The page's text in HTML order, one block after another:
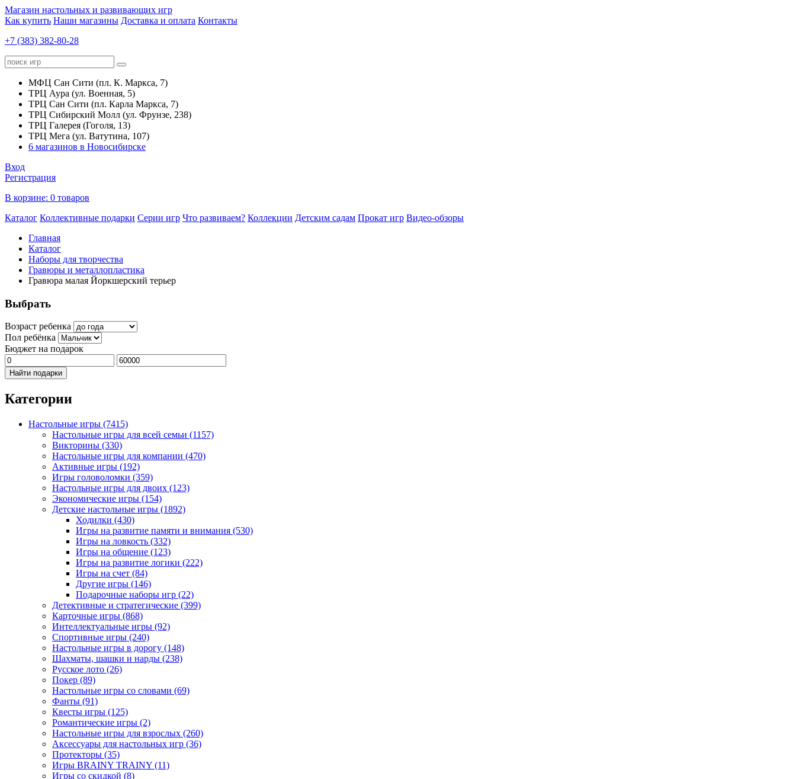
Магазин настольных и развивающих игр
Как купить Наши магазины Доставка и оплата Контакты
+7 (383) 382-80-28
МФЦ Сан Сити (пл. К. Маркса, 7)
ТРЦ Аура (ул. Военная, 5)
ТРЦ Сан Сити (пл. Карла Маркса, 7)
ТРЦ Сибирский Молл (ул. Фрунзе, 238)
ТРЦ Галерея (Гоголя, 13)
ТРЦ Мега (ул. Ватутина, 107)
6 магазинов в Новосибирске
Вход
Регистрация
В корзине: 0 товаров
Каталог Коллективные подарки Серии игр Что развиваем? Коллекции Детским садам Прокат игр Видео-обзоры
Главная
Каталог
Наборы для творчества
Гравюры и металлопластика
Гравюра малая Йоркшерский терьер
Выбрать
Возраст ребенка
Пол ребёнка
Бюджет на подарок
Найти подарки
Категории
Настольные игры (7415)
Настольные игры для всей семьи (1157)
Викторины (330)
Настольные игры для компании (470)
Активные игры (192)
Игры головоломки (359)
Настольные игры для двоих (123)
Экономические игры (154)
Детские настольные игры (1892)
Ходилки (430)
Игры на развитие памяти и внимания (530)
Игры на ловкость (332)
Игры на общение (123)
Игры на развитие логики (222)
Игры на счет (84)
Другие игры (146)
Подарочные наборы игр (22)
Детективные и стратегические (399)
Карточные игры (868)
Интеллектуальные игры (92)
Спортивные игры (240)
Настольные игры в дорогу (148)
Шахматы, шашки и нарды (238)
Русское лото (26)
Покер (89)
Настольные игры со словами (69)
Фанты (91)
Квесты игры (125)
Романтические игры (2)
Настольные игры для взрослых (260)
Аксессуары для настольных игр (36)
Протекторы (35)
Игры BRAINY TRAINY (11)
Игры со скидкой (8)